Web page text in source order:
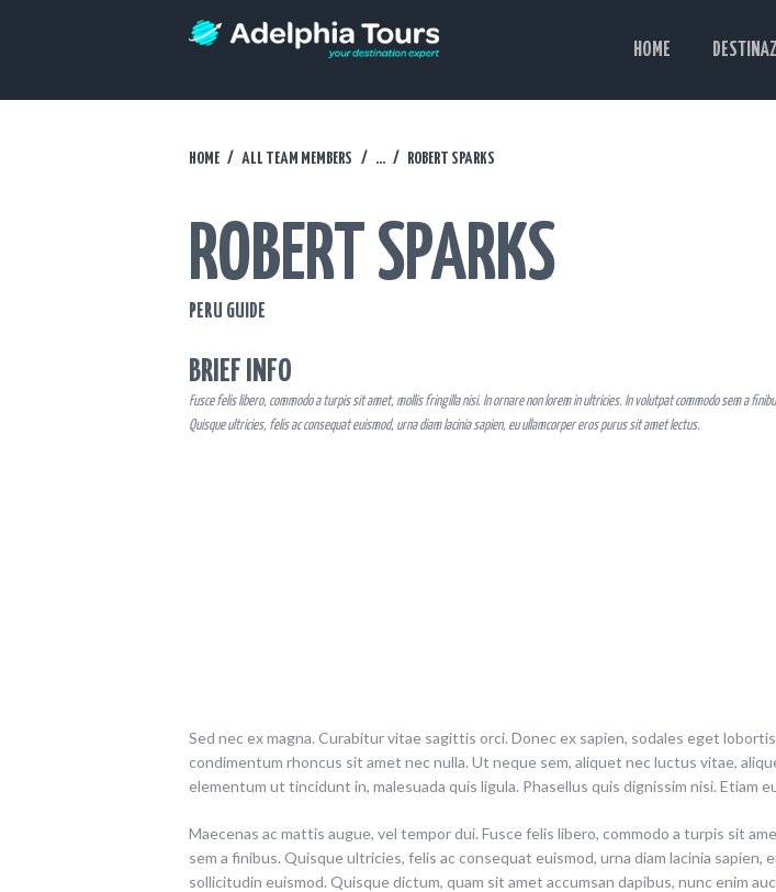
HOME
HOME ALL TEAM MEMBERS ... ROBERT SPARKS
ES
ROBERT SPARKS
PERU GUIDE
BRIEF INFO
Fusce felis libero, commodo a turpis sit amet, mollis fringilla nisi. In ornare non lorem in ultricies. In volutpat commodo sem a
Quisque ultricies, felis ac consequat euismod, urna diam lacinia sapien, eu ullamcorper eros purus sit amet lectus.
Sed nec ex magna. Curabitur vitae sagittis orci. Donec ex sapien, sodales eget
condimentum rhoncus sit amet nec nulla. Ut neque sem, aliquet nec luctus vitae,
elementum ut tincidunt in, malesuada quis ligula. Phasellus quis dignissim nisi. Etiam
Maecenas ac mattis augue, vel tempor dui. Fusce felis libero, commodo a turpis sit
sem a finibus. Quisque ultricies, felis ac consequat euismod, urna diam lacinia
sollicitudin euismod. Quisque dictum, quam sit amet accumsan dapibus, nunc enim